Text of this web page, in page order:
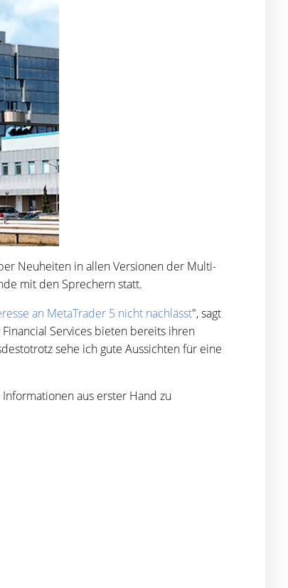
Neuheiten in allen Versionen der Multi-
mit den Sprechern statt.
an MetaTrader 5 nicht nachlässt", sagt
Services bieten bereits ihren
sehe ich gute Aussichten für eine
aus erster Hand zu